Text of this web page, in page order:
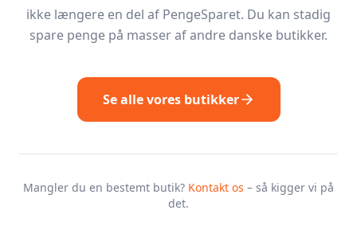
ikke længere en del af PengeSparet. Du kan stadig
spare penge på masser af andre danske butikker.
Se alle vores butikker
Mangler du en bestemt butik? Kontakt os – så kigger vi på
det.